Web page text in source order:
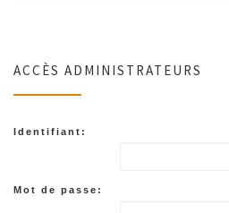
ACCÈS ADMINISTRATEURS
Identifiant:
Mot de passe: